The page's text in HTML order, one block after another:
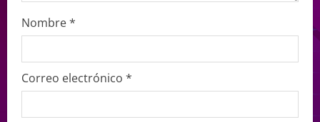
Nombre*
Correo electrónico *